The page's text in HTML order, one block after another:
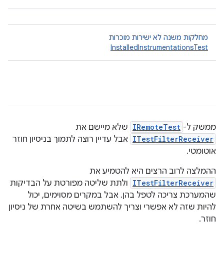
מחלקות משנה לא ישירות מוכרות
InstalledInstrumentationsTest
ממשק ל- IRemoteTest שלא מיישם את
ITestFilterReceiver אבל עדיין רוצה לתמוך בניסיון חוזר
אוטומטי.
ההמלצה לרוב הרצים היא להטמיע את
ITestFilterReceiver ולתת שליטה מפורטת על הבדיקות
שהמערכת צריכה לטפל בהן. אבל במקרים מסוימים, יכול
להיות שזה לא אפשרי וצריך להשתמש בשיטה אחרת של ניסיון
חוזר.